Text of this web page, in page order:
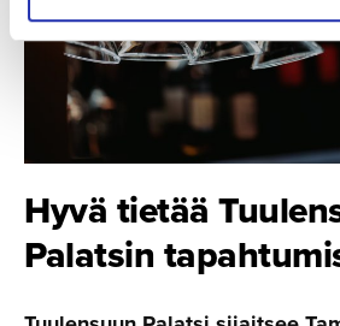
Hyvä tietää
Palatsin